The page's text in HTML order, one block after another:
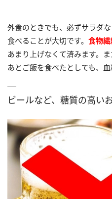
外食のときでも、必ずサラダ
食べることが大切です。 食物
あまり上げなくて済みます。
あとご飯を食べたとしても、
ビールなど、糖質の高い